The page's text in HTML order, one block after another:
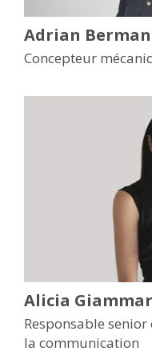
Adrian Berman
Concepteur
Alicia
Responsable
la communication